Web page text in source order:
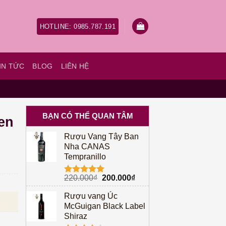
HOTLINE: 0985.787.191
TỨC BLOG LIÊN HỆ
BẠN CÓ THỂ QUAN TÂM
Rượu Vang Tây Ban
Nha CANAS
Tempranillo
Được xếp
hạng5.00
5 sao
220.000₫ Giá
gốc
là:
220.000₫.
200.000₫Giá
hiện
là:
Rượu vang Úc
McGuigan Black Label
Shiraz
350.000₫.
Giá hiện tại là: 300.000₫.